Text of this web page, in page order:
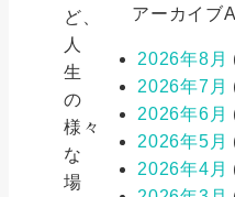
ど、
人
生
の
様々
な
場
アーカイブ
2026年8月
2026年7月
2026年6月
2026年5月
2026年4月